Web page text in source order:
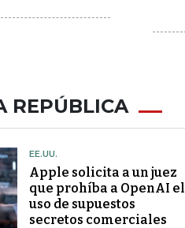
REPÚBLICA
EE.UU.
Apple solicita a un juez
que prohíba a OpenAI el
uso de supuestos
secretos comerciales